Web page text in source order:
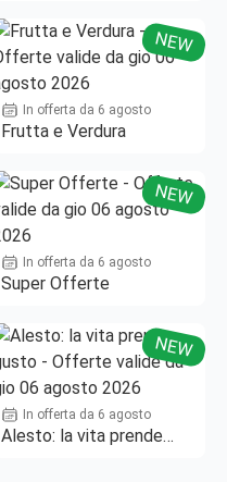
NEW
In offerta da 6 agosto
Frutta e Verdura
NEW
In offerta da 6 agosto
Super Offerte
NEW
In offerta da 6 agosto
Alesto: la vita prende